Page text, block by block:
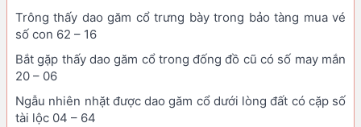
Trông thấy dao găm cổ trưng bày trong bảo tàng mua vé
số con 62 – 16
Bắt gặp thấy dao găm cổ trong đống đồ cũ có số may mắn
20 – 06
Ngẫu nhiên nhặt được dao găm cổ dưới lòng đất có cặp số
tài lộc 04 – 64